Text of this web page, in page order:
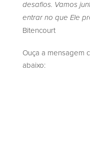
desafios. Vamos
entrar no que Ele
Bitencourt
Ouça a mensagem
abaixo: